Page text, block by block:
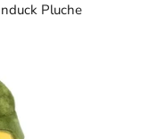
Pluche